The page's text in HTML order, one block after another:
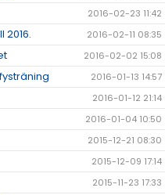
2016-02-23 11:42
2016. 2016-02-11 08:35
2016-02-02 15:08
2016-01-13 14:57
2016-01-12 21:14
2016-01-04 10:50
2015-12-21 08:30
2015-12-09 17:14
2015-11-23 17:33